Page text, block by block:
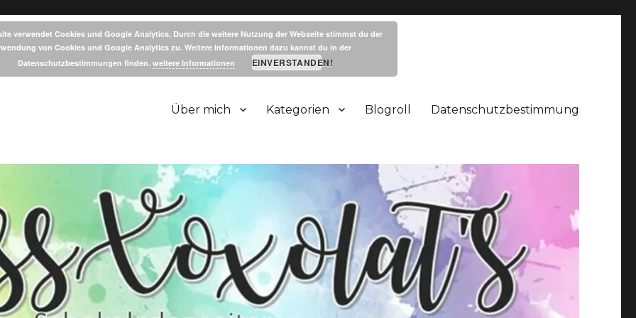
Über mich Kategorien Blogroll Datenschutzbestimmung
verwendet Cookies und Google Analytics. Durch die weitere Nutzung der Webseite stimmst du der
von Cookies und Google Analytics zu. Weitere Informationen dazu kannst du in der
Datenschutzbestimmungen finden. weitere Informationen EINVERSTANDEN!